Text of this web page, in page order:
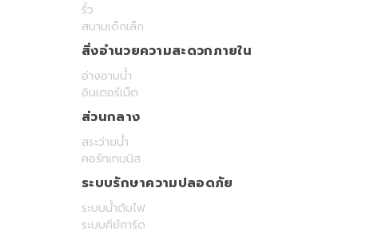
รั้ว
สนามเด็กเล็ก
สิ่งอำนวยความสะดวกภายใน
อ่างอาบน้ำ
อินเตอร์เน็ต
ส่วนกลาง
สระว่ายน้ำ
คอร์ทเทนนิส
ระบบรักษาความปลอดภัย
ระบบน้ำดับไฟ
ระบบคีย์การ์ด